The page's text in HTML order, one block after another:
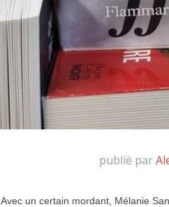
publié par
Avec un certain mordant, Mélanie